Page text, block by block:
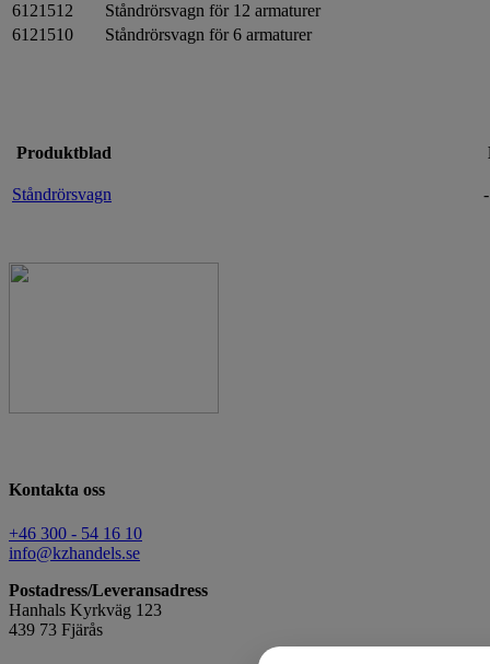
6121512
Ståndrörsvagn för 12 armaturer
6121510
Ståndrörsvagn för 6 armaturer
Produktblad
Ståndrörsvagn -
Kontakta oss
+46 300 - 54 16 10
info@kzhandels.se
Postadress/Leveransadress
Hanhals Kyrkväg 123
439 73 Fjärås